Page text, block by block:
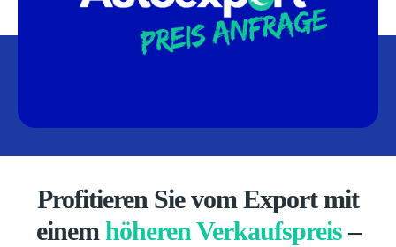
Profitieren Sie vom Export mit
einem höheren Verkaufspreis–